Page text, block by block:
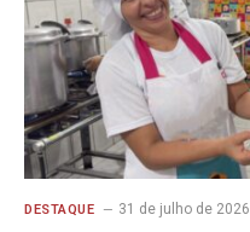
DESTAQUE 31 de julho de 2026